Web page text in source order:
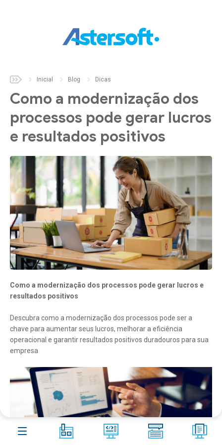
Sobre
Soluções
Aster Fix
Aster Parts
AsterPet
Aster Shop
Contato
FAQ
Acesso remoto
Inicial Blog Dicas
Como a modernização dos
processos pode gerar lucros
e resultados positivos
Como a modernização dos processos pode gerar lucros e
resultados positivos
Descubra como a modernização dos processos pode ser a
chave para aumentar seus lucros, melhorar a eficiência
operacional e garantir resultados positivos duradouros para sua
empresa